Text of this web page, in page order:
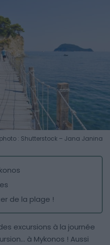
: Shutterstock – Jana Janina
de la plage !
excursions à la journée
à Mykonos ! Aussi